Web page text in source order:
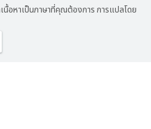
นื้อหาเป็นภาษาที่คุณต้องการ การแปลโดย